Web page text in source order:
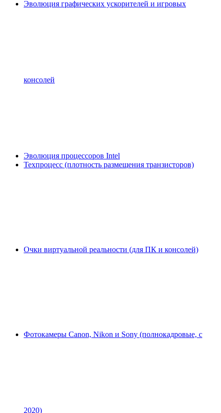
Эволюция графических ускорителей и игровых
консолей
Эволюция процессоров Intel
Техпроцесс (плотность размещения транзисторов)
Очки виртуальной реальности (для ПК и консолей)
Фотокамеры Canon, Nikon и Sony (полнокадровые, с
2020)